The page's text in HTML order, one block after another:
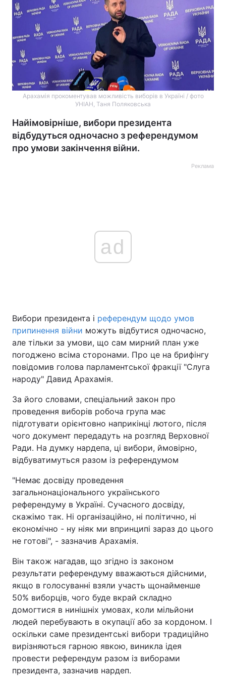
Арахамія прокоментував можливість виборів в Україні / фото
УНІАН, Таня Поляковська
Найімовірніше, вибори президента
відбудуться одночасно з референдумом
про умови закінчення війни.
Реклама
ad
Вибори президента і референдум щодо умов
припинення війни можуть відбутися одночасно,
але тільки за умови, що сам мирний план уже
погоджено всіма сторонами. Про це на брифінгу
повідомив голова парламентської фракції "Слуга
народу" Давид Арахамія.
За його словами, спеціальний закон про
проведення виборів робоча група має
підготувати орієнтовно наприкінці лютого, після
чого документ передадуть на розгляд Верховної
Ради. На думку нардепа, ці вибори, ймовірно,
відбуватимуться разом із референдумом
"Немає досвіду проведення
загальнонаціонального українського
референдуму в Україні. Сучасного досвіду,
скажімо так. Ні організаційно, ні політично, ні
економічно - ну ніяк ми впринципі зараз до цього
не готові", - зазначив Арахамія.
Він також нагадав, що згідно із законом
результати референдуму вважаються дійсними,
якщо в голосуванні взяли участь щонайменше
50% виборців, чого буде вкрай складно
домогтися в нинішніх умовах, коли мільйони
людей перебувають в окупації або за кордоном. І
оскільки саме президентські вибори традиційно
вирізняються гарною явкою, виникла ідея
провести референдум разом із виборами
президента, зазначив нардеп.